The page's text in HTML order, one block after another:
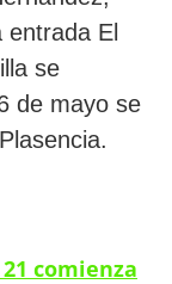
entrada El
se
de mayo se
comienza